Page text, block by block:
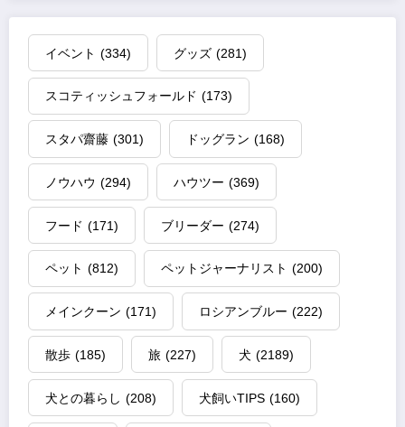
イベント (334) グッズ (281)
スコティッシュフォールド (173)
スタパ齋藤 (301) ドッグラン (168)
ノウハウ (294) ハウツー (369)
フード (171) ブリーダー (274)
ペット (812) ペットジャーナリスト (200)
メインクーン (171) ロシアンブルー (222)
散歩 (185) 旅 (227) 犬 (2189)
犬との暮らし (208) 犬飼いTIPS (160)